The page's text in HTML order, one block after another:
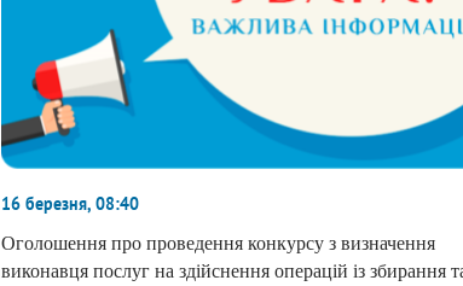
16 березня, 08:40
Оголошення про проведення конкурсу з визначення
виконавця послуг на здійснення операцій із збирання